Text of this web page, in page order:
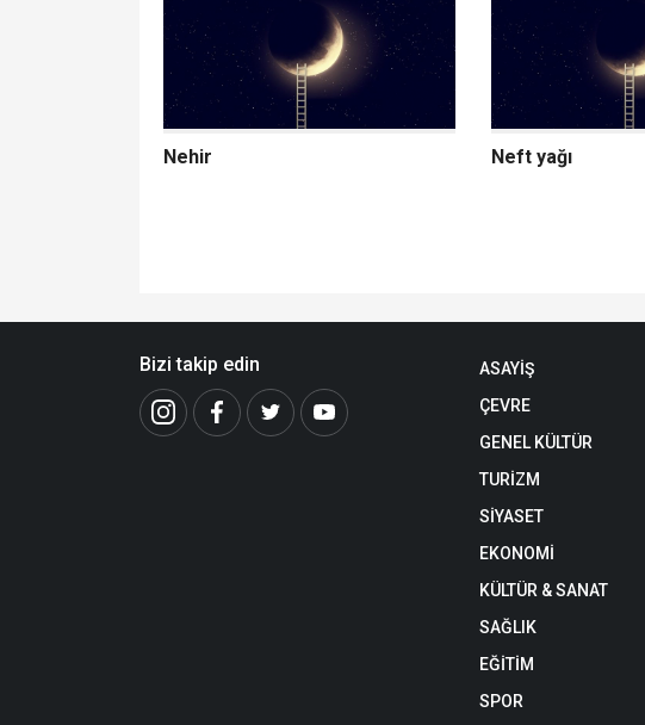
Nehir Neft yağı
Bizi takip edin
ASAYİŞ
ÇEVRE
GENEL KÜLTÜR
TURİZM
SİYASET
EKONOMİ
KÜLTÜR & SANAT
SAĞLIK
EĞİTİM
SPOR